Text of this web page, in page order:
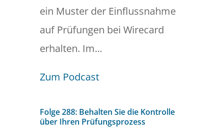
ein Muster der Einflussnahme
auf Prüfungen bei Wirecard
erhalten. Im...
Zum Podcast
Folge 288: Behalten Sie die Kontrolle
über Ihren Prüfungsprozess